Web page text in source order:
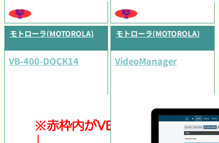
販売
可
販売
可
モトローラ(MOTOROLA)
VB-400-DOCK14
モトローラ(MOTOROLA)
VideoManager